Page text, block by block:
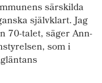
särskilda
självklart. Jag
70-talet, säger Ann-
som i